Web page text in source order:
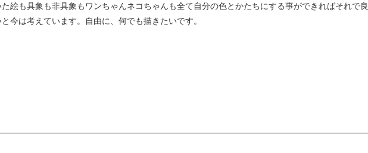
絵も具象も非具象もワンちゃんネコちゃんも全て自分の色とかたちにする事ができればそれで良
今は考えています。自由に、何でも描きたいです。